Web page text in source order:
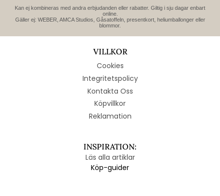
Kan ej kombineras med andra erbjudanden eller rabatter. Giltig i sju dagar enbart
online.
Gäller ej: WEBER, AMCA Studios, Gåsatoffeln, presentkort, heliumballonger eller
blommor.
VILLKOR
Cookies
Integritetspolicy
Kontakta Oss
Köpvillkor
Reklamation
INSPIRATION:
Läs alla artiklar
Köp-guider